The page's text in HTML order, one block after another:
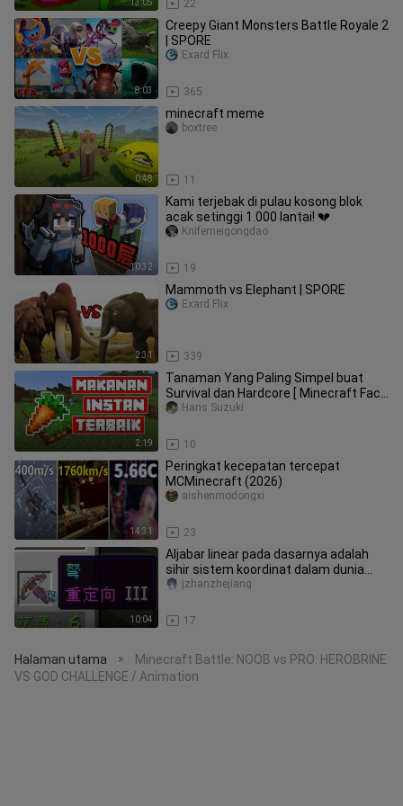
13:05 22
8:03
Creepy Giant Monsters Battle Royale 2
| SPORE
365
Exard Flix
0:48
minecraft meme
11
boxtree
10:32
Kami terjebak di pulau kosong blok
acak setinggi 1.000 lantai! 💔
19
Knifemeigongdao
2:31
Mammoth vs Elephant | SPORE
339
Exard Flix
2:19
Tanaman Yang Paling Simpel buat
Survival dan Hardcore [ Minecraft Fact
Indonesia - Carrot ]
10
Hans Suzuki
14:31
Peringkat kecepatan tercepat
MCMinecraft (2026)
23
aishenmodongxi
10:04
Aljabar linear pada dasarnya adalah
sihir sistem koordinat dalam dunia
nyata
17
jzhanzhejiang
Halaman utama >
Minecraft Battle: NOOB vs PRO: HEROBRINE
VS GOD CHALLENGE / Animation